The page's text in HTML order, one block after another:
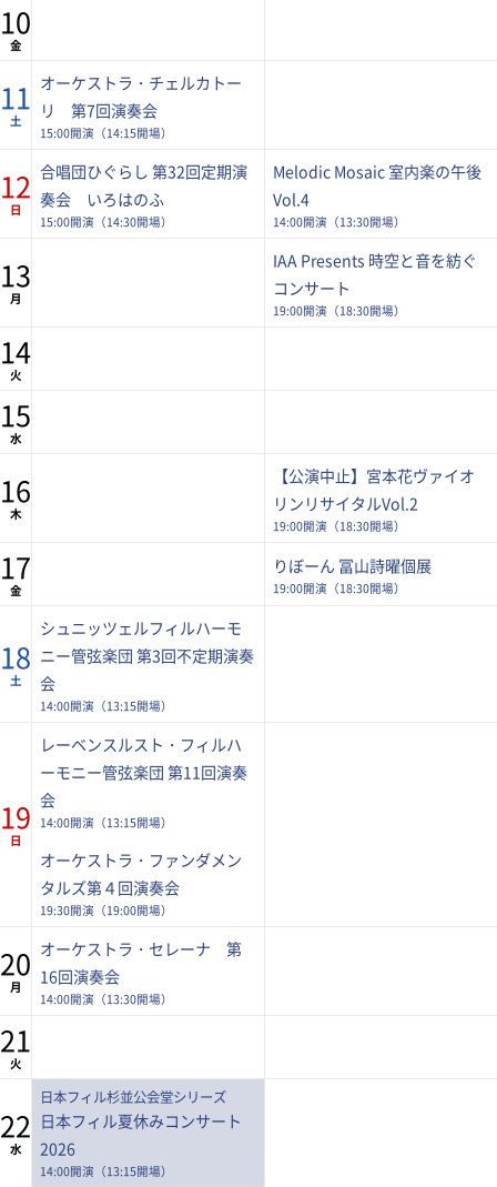
10
金
11
土
オーケストラ・チェルカトー
リ 第7回演奏会
15:00開演（14:15開場）
12
日
合唱団ひぐらし 第32回定期演
奏会 いろはのふ
15:00開演（14:30開場）
Melodic Mosaic 室内楽の午後
Vol.4
14:00開演（13:30開場）
13
月
IAA Presents 時空と音を紡ぐ
コンサート
19:00開演（18:30開場）
14
火
15
水
16
木
【公演中止】宮本花ヴァイオ
リンリサイタルVol.2
19:00開演（18:30開場）
17
金
りぼーん 冨山詩曜個展
19:00開演（18:30開場）
18
土
シュニッツェルフィルハーモ
ニー管弦楽団 第3回不定期演奏
会
14:00開演（13:15開場）
19
日
レーベンスルスト・フィルハ
ーモニー管弦楽団 第11回演奏
会
14:00開演（13:15開場）
オーケストラ・ファンダメン
タルズ第４回演奏会
19:30開演（19:00開場）
20
月
オーケストラ・セレーナ 第
16回演奏会
14:00開演（13:30開場）
21
火
22
水
日本フィル杉並公会堂シリーズ
日本フィル夏休みコンサート
2026
14:00開演（13:15開場）